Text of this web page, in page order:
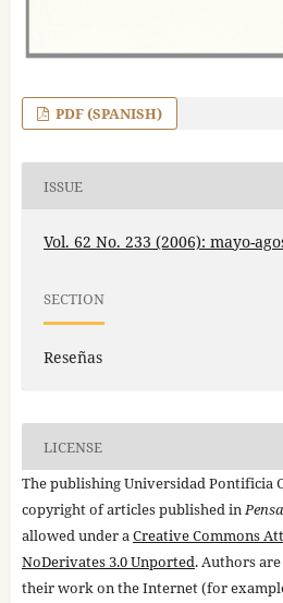
PDF (SPANISH)
ISSUE
Vol. 62 No. 233 (2006): mayo-
SECTION
Reseñas
LICENSE
The publishing Universidad Pontificia
copyright of articles published in
allowed under aCreative Commons
NoDerivates 3.0 Unported. Authors
their work on the Internet (for